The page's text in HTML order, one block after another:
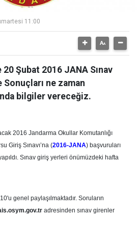
11:00
20 Şubat 2016 JANA Sınav
Sonuçları ne zaman
bilgiler vereceğiz.
2016 Jandarma Okullar Komutanlığı
Giriş Sınavı’na (2016-JANA) başvuruları
Sınav giriş yerleri önümüzdeki hafta
genel paylaşılmaktadır. Soruların
adresinden sınav girenler